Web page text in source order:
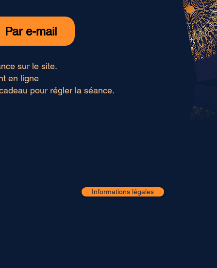
Par e-mail
sur le site.
en ligne
pour régler la séance.
Informations légales